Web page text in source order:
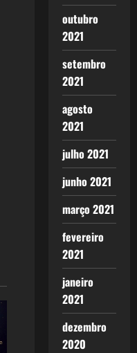
outubro
2021
setembro
2021
agosto
2021
julho 2021
junho 2021
março 2021
fevereiro
2021
janeiro
2021
dezembro
2020